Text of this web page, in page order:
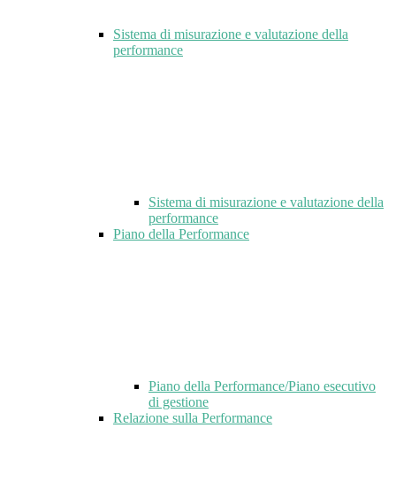
Sistema di misurazione e valutazione della
performance
Sistema di misurazione e valutazione della
performance
Piano della Performance
Piano della Performance/Piano esecutivo
di gestione
Relazione sulla Performance